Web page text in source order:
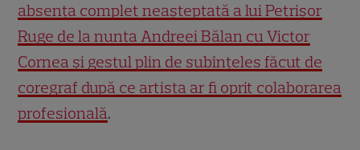
absența complet neașteptată a lui Petrișor
Ruge de la nunta Andreei Bălan cu Victor
Cornea și gestul plin de subînțeles făcut de
coregraf după ce artista ar fi oprit colaborarea
profesională.